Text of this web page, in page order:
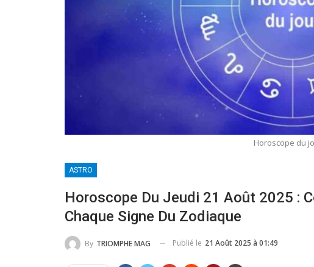
Horoscope du
ASTRO
Horoscope Du Jeudi 21 Août 2025 :
Chaque Signe Du Zodiaque
By TRIOMPHE MAG Publié le 21 Août 2025 à 01:49